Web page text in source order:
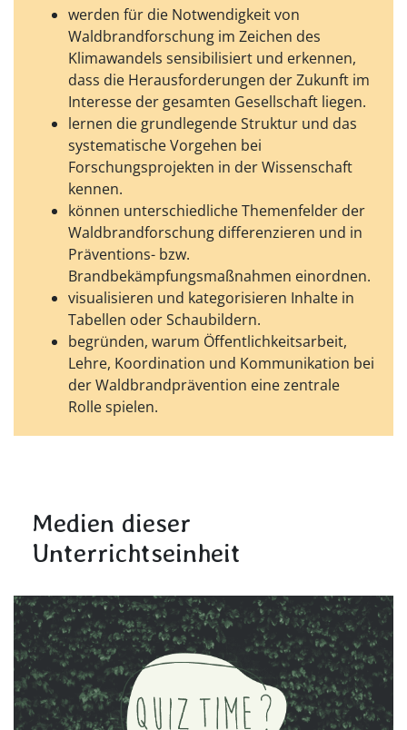
werden für die Notwendigkeit von
Waldbrandforschung im Zeichen des
Klimawandels sensibilisiert und erkennen,
dass die Herausforderungen der Zukunft im
Interesse der gesamten Gesellschaft liegen.
lernen die grundlegende Struktur und das
systematische Vorgehen bei
Forschungsprojekten in der Wissenschaft
kennen.
können unterschiedliche Themenfelder der
Waldbrandforschung differenzieren und in
Präventions- bzw.
Brandbekämpfungsmaßnahmen einordnen.
visualisieren und kategorisieren Inhalte in
Tabellen oder Schaubildern.
begründen, warum Öffentlichkeitsarbeit,
Lehre, Koordination und Kommunikation bei
der Waldbrandprävention eine zentrale
Rolle spielen.
Medien dieser
Unterrichtseinheit